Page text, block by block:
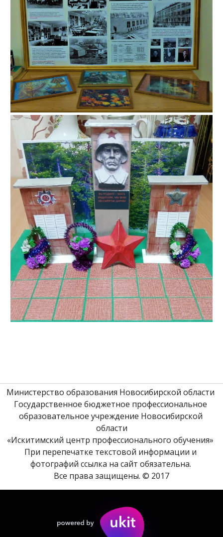
Министерство образования Новосибирской области
Государственное бюджетное профессиональное
образовательное учреждение Новосибирской
области
«Искитимский центр профессионального обучения»
При перепечатке текстовой информации и
фотографий ссылка на сайт обязательна.
Все права защищены. © 2017